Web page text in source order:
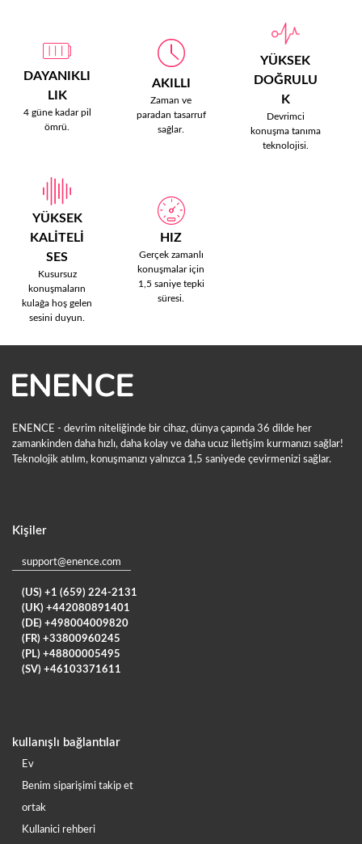
DAYANIKLI
LIK
4 güne kadar pil
ömrü.
AKILLI
Zaman ve
paradan tasarruf
sağlar.
YÜKSEK
DOĞRULU
K
Devrimci
konuşma tanıma
teknolojisi.
YÜKSEK
KALİTELİ
SES
Kusursuz
konuşmaların
kulağa hoş gelen
sesini duyun.
HIZ
Gerçek zamanlı
konuşmalar için
1,5 saniye tepki
süresi.
ENENCE - devrim niteliğinde bir cihaz, dünya çapında 36 dilde her
zamankinden daha hızlı, daha kolay ve daha ucuz iletişim kurmanızı sağlar!
Teknolojik atılım, konuşmanızı yalnızca 1,5 saniyede çevirmenizi sağlar.
Kişiler
support@enence.com
(US) +1 (659) 224-2131
(UK) +442080891401
(DE) +498004009820
(FR) +33800960245
(PL) +48800005495
(SV) +46103371611
kullanışlı bağlantılar
Ev
Benim siparişimi takip et
ortak
Kullanici rehberi